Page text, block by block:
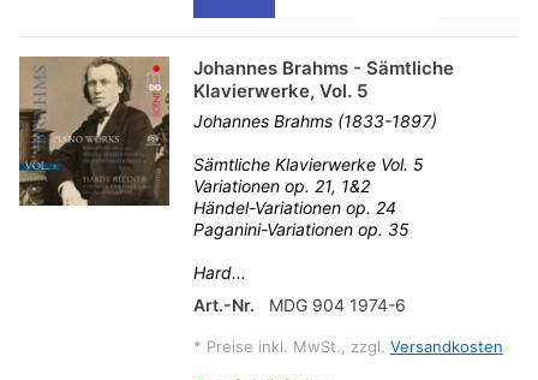
Johannes Brahms - Sämtliche
Klavierwerke, Vol. 5
Johannes Brahms (1833-1897)
Sämtliche Klavierwerke Vol. 5
Variationen op. 21, 1&2
Händel-Variationen op. 24
Paganini-Variationen op. 35
Hard...
Art.-Nr.
MDG 904 1974-6
* Preise inkl. MwSt., zzgl. Versandkosten